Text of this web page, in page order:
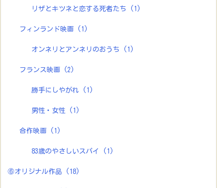
リザとキツネと恋する死者たち (1)
フィンランド映画 (1)
オンネリとアンネリのおうち (1)
フランス映画 (2)
勝手にしやがれ (1)
男性・女性 (1)
合作映画 (1)
83歳のやさしいスパイ (1)
⑥オリジナル作品 (18)